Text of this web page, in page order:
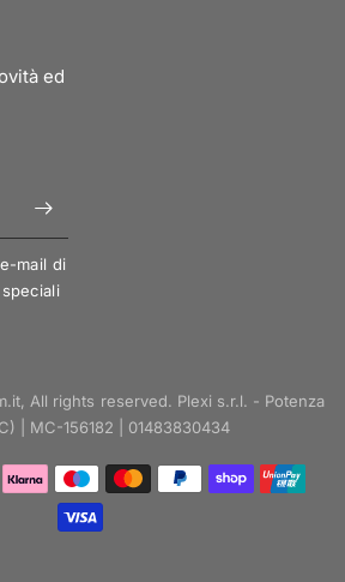
ed
mail di
All rights reserved. Plexi s.r.l. - Potenza
| MC-156182 | 01483830434